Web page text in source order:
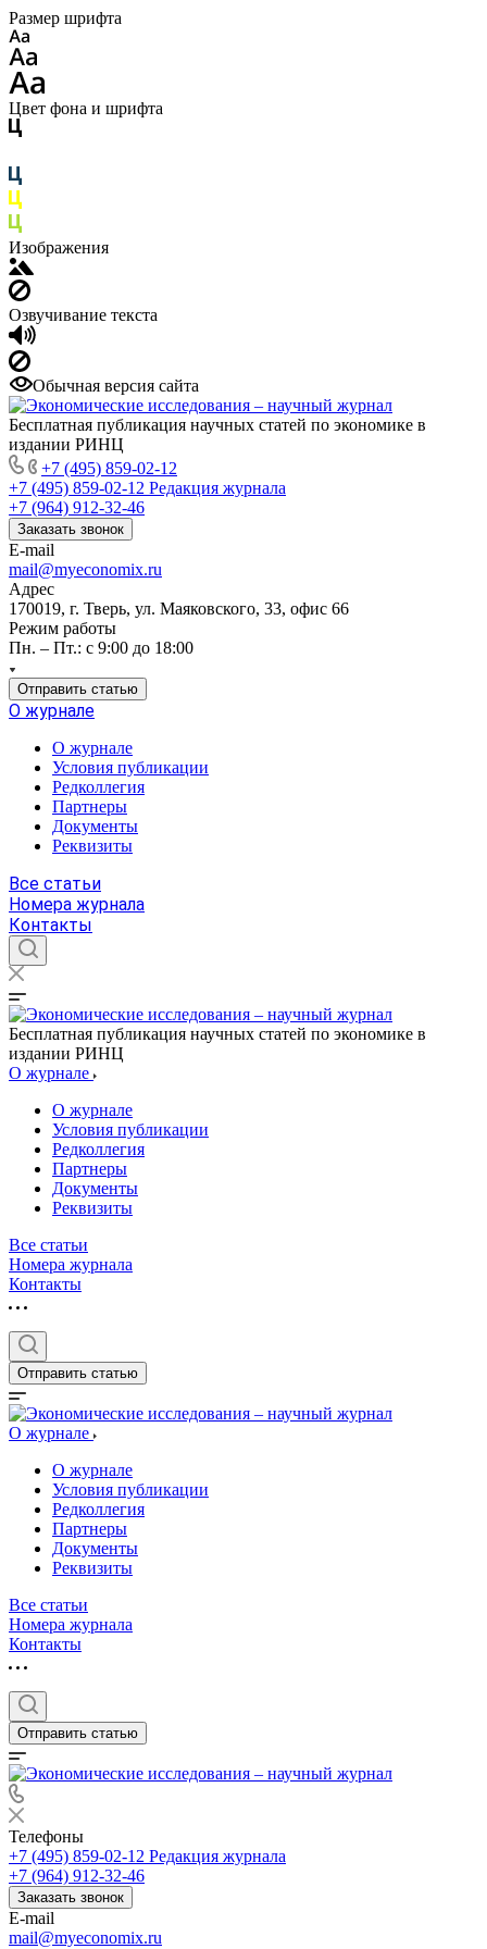
Размер шрифта
Цвет фона и шрифта
Изображения
Озвучивание текста
Обычная версия сайта
Бесплатная публикация научных статей по экономике в
издании РИНЦ
+7 (495) 859-02-12
+7 (495) 859-02-12 Редакция журнала
+7 (964) 912-32-46
Заказать звонок
E-mail
mail@myeconomix.ru
Адрес
170019, г. Тверь, ул. Маяковского, 33, офис 66
Режим работы
Пн. – Пт.: с 9:00 до 18:00
Отправить статью
О журнале
О журнале
Условия публикации
Редколлегия
Партнеры
Документы
Реквизиты
Все статьи
Номера журнала
Контакты
Бесплатная публикация научных статей по экономике в
издании РИНЦ
О журнале
О журнале
Условия публикации
Редколлегия
Партнеры
Документы
Реквизиты
Все статьи
Номера журнала
Контакты
Отправить статью
О журнале
О журнале
Условия публикации
Редколлегия
Партнеры
Документы
Реквизиты
Все статьи
Номера журнала
Контакты
Отправить статью
Телефоны
+7 (495) 859-02-12 Редакция журнала
+7 (964) 912-32-46
Заказать звонок
E-mail
mail@myeconomix.ru